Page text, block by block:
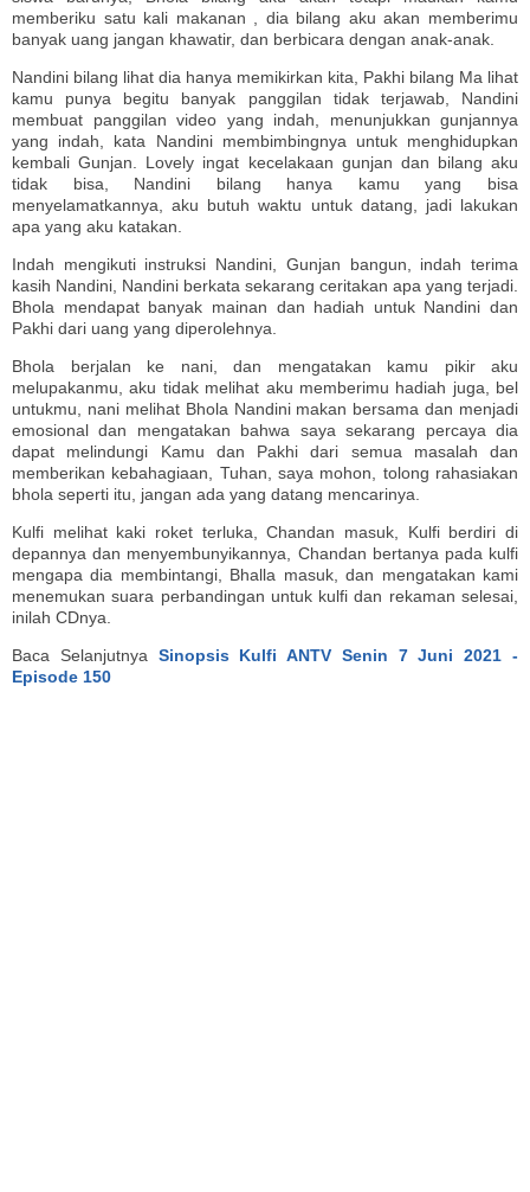
memberiku satu kali makanan , dia bilang aku akan memberimu
banyak uang jangan khawatir, dan berbicara dengan anak-anak.
Nandini bilang lihat dia hanya memikirkan kita, Pakhi bilang Ma lihat
kamu punya begitu banyak panggilan tidak terjawab, Nandini
membuat panggilan video yang indah, menunjukkan gunjannya
yang indah, kata Nandini membimbingnya untuk menghidupkan
kembali Gunjan. Lovely ingat kecelakaan gunjan dan bilang aku
tidak bisa, Nandini bilang hanya kamu yang bisa
menyelamatkannya, aku butuh waktu untuk datang, jadi lakukan
apa yang aku katakan.
Indah mengikuti instruksi Nandini, Gunjan bangun, indah terima
kasih Nandini, Nandini berkata sekarang ceritakan apa yang terjadi.
Bhola mendapat banyak mainan dan hadiah untuk Nandini dan
Pakhi dari uang yang diperolehnya.
Bhola berjalan ke nani, dan mengatakan kamu pikir aku
melupakanmu, aku tidak melihat aku memberimu hadiah juga, bel
untukmu, nani melihat Bhola Nandini makan bersama dan menjadi
emosional dan mengatakan bahwa saya sekarang percaya dia
dapat melindungi Kamu dan Pakhi dari semua masalah dan
memberikan kebahagiaan, Tuhan, saya mohon, tolong rahasiakan
bhola seperti itu, jangan ada yang datang mencarinya.
Kulfi melihat kaki roket terluka, Chandan masuk, Kulfi berdiri di
depannya dan menyembunyikannya, Chandan bertanya pada kulfi
mengapa dia membintangi, Bhalla masuk, dan mengatakan kami
menemukan suara perbandingan untuk kulfi dan rekaman selesai,
inilah CDnya.
Baca Selanjutnya Sinopsis Kulfi ANTV Senin 7 Juni 2021 -
Episode 150